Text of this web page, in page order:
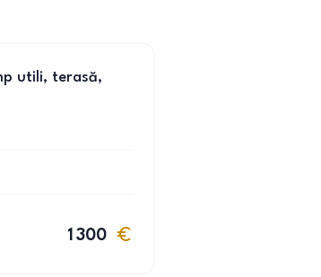
utili, terasă,
1 300